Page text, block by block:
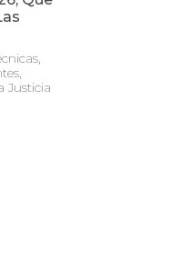
Justicia